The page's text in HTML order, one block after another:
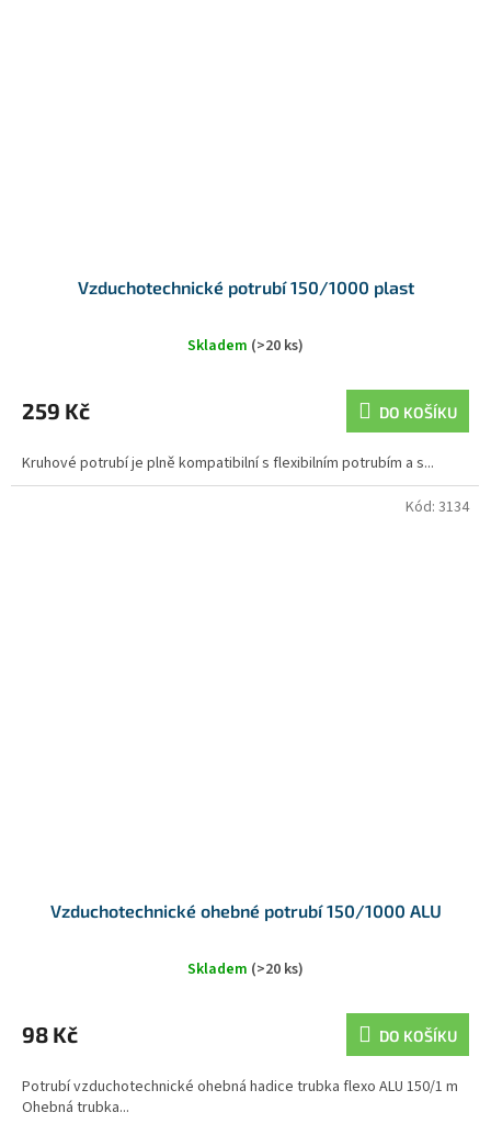
Vzduchotechnické potrubí 150/1000 plast
Skladem (>20 ks)
259 Kč DO KOŠÍKU
Kruhové potrubí je plně kompatibilní s flexibilním potrubím a s...
Vzduchotechnické ohebné potrubí 150/1000 ALU
Skladem (>20 ks)
98 Kč DO KOŠÍKU
Potrubí vzduchotechnické ohebná hadice trubka flexo ALU 150/1 m
Ohebná trubka...
Kód: 3134